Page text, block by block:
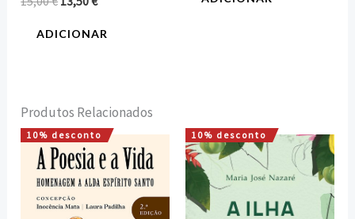
ADICIONAR
Produtos Relacionados
10% desconto
O
preço
original
era:
15,00 €.
O
preço
atual
é:
13,50 €.
10% desconto
O
preço
original
era:
12,50 €.
O
preço
atual
11,25 €.